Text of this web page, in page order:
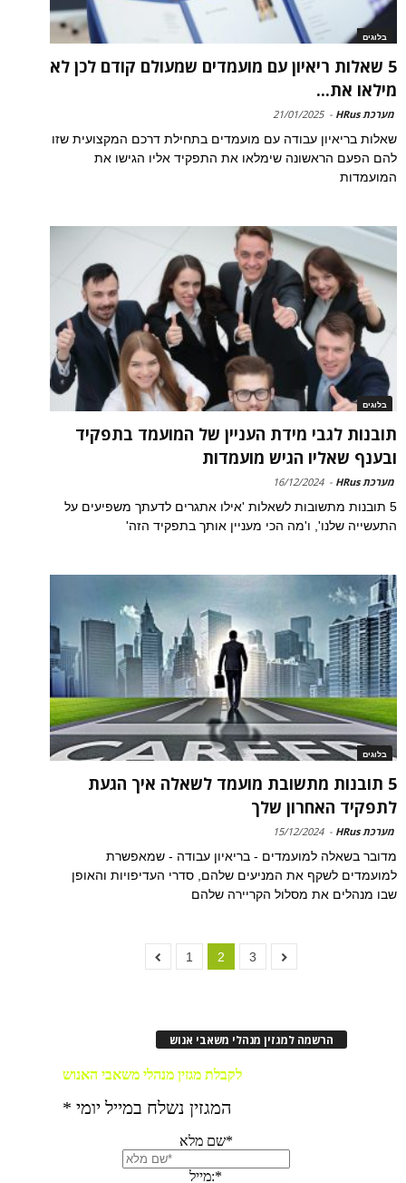
בלוגים
5 שאלות ריאיון עם מועמדים שמעולם קודם לכן לא
מילאו את...
מערכת HRus -
21/01/2025
שאלות בריאיון עבודה עם מועמדים בתחילת דרכם המקצועית שזו
להם הפעם הראשונה שימלאו את התפקיד אליו הגישו את
המועמדות
בלוגים
תובנות לגבי מידת העניין של המועמד בתפקיד
ובענף שאליו הגיש מועמדות
מערכת HRus -
16/12/2024
5 תובנות מתשובות לשאלות 'אילו אתגרים לדעתך משפיעים על
התעשייה שלנו', ו'מה הכי מעניין אותך בתפקיד הזה'
בלוגים
5 תובנות מתשובת מועמד לשאלה איך הגעת
לתפקיד האחרון שלך
מערכת HRus -
15/12/2024
מדובר בשאלה למועמדים - בריאיון עבודה - שמאפשרת
למועמדים לשקף את המניעים שלהם, סדרי העדיפויות והאופן
שבו מנהלים את מסלול הקריירה שלהם
1 2 3
הרשמה למגזין מנהלי משאבי אנוש